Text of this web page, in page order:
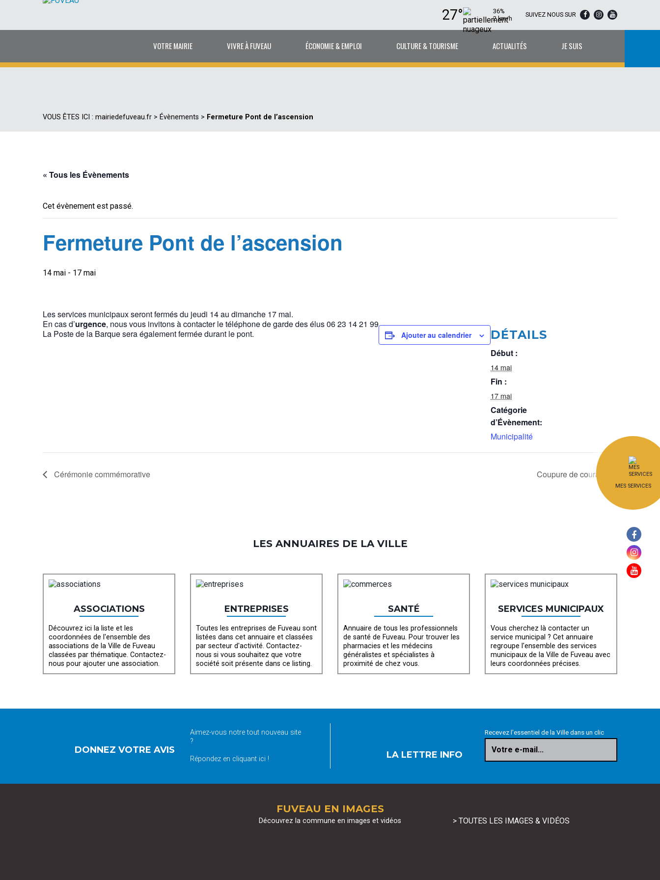
SUIVEZ NOUS SUR
27°
36%
2 km/h
VOTRE MAIRIE VIVRE À FUVEAU ÉCONOMIE & EMPLOI CULTURE & TOURISME ACTUALITÉS JE SUIS
MES SERVICES
VOUS ÊTES ICI : mairiedefuveau.fr > Évènements > Fermeture Pont de l’ascension
« Tous les Évènements
Cet évènement est passé.
Fermeture Pont de l’ascension
14 mai - 17 mai
Les services municipaux seront fermés du jeudi 14 au dimanche 17 mai.
En cas d’urgence, nous vous invitons à contacter le téléphone de garde des élus 06 23 14 21 99
La Poste de la Barque sera également fermée durant le pont.
Ajouter au calendrier DÉTAILS
Début :
14 mai
Fin :
17 mai
Catégorie
d’Évènement:
Municipalité
Cérémonie commémorative Coupure de courant
LES ANNUAIRES DE LA VILLE
ASSOCIATIONS
Découvrez ici la liste et les
coordonnées de l'ensemble des
associations de la Ville de Fuveau
classées par thématique. Contactez-
nous pour ajouter une association.
ENTREPRISES
Toutes les entreprises de Fuveau sont
listées dans cet annuaire et classées
par secteur d'activité. Contactez-
nous si vous souhaitez que votre
société soit présente dans ce listing.
SANTÉ
Annuaire de tous les professionnels
de santé de Fuveau. Pour trouver les
pharmacies et les médecins
généralistes et spécialistes à
proximité de chez vous.
SERVICES MUNICIPAUX
Vous cherchez là contacter un
service municipal ? Cet annuaire
regroupe l'ensemble des services
municipaux de la Ville de Fuveau avec
leurs coordonnées précises.
DONNEZ VOTRE AVIS
Aimez-vous notre tout nouveau site
?
Répondez en cliquant ici ! LA LETTRE INFO
Recevez l'essentiel de la Ville dans un clic
Votre e-mail...
FUVEAU EN IMAGES
Découvrez la commune en images et vidéos > TOUTES LES IMAGES & VIDÉOS